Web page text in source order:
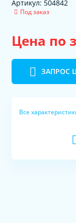
Артикул: 504842
Под заказ
Цена по
ЗАПРОС
Все